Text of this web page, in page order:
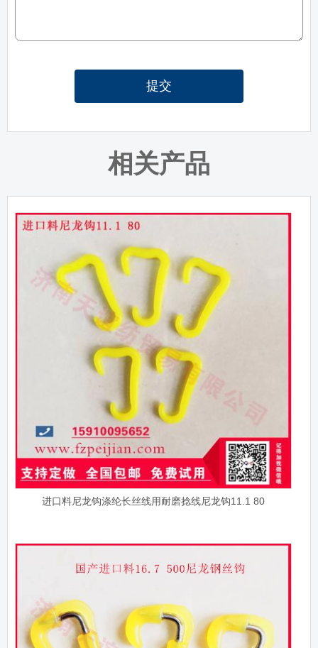
提交
相关产品
进口料尼龙钩涤纶长丝线用耐磨捻线尼龙钩11.1 80